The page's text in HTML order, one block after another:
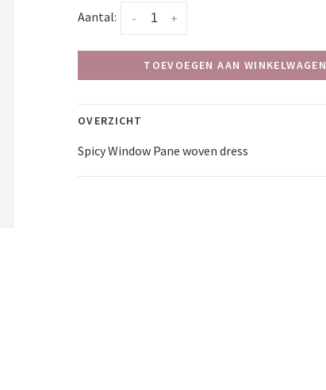
Aantal: +
-
TOEVOEGEN AAN WINKELWAGEN
OVERZICHT
Spicy Window Pane woven dress